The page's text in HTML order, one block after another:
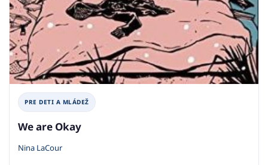
PRE DETI A MLÁDEŽ
We are Okay
Nina LaCour